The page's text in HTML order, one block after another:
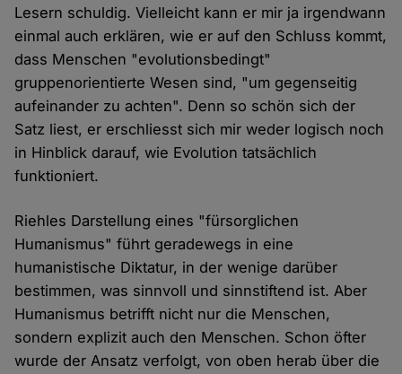
Lesern schuldig. Vielleicht kann er mir ja irgendwann
einmal auch erklären, wie er auf den Schluss kommt,
dass Menschen "evolutionsbedingt"
gruppenorientierte Wesen sind, "um gegenseitig
aufeinander zu achten". Denn so schön sich der
Satz liest, er erschliesst sich mir weder logisch noch
in Hinblick darauf, wie Evolution tatsächlich
funktioniert.
Riehles Darstellung eines "fürsorglichen
Humanismus" führt geradewegs in eine
humanistische Diktatur, in der wenige darüber
bestimmen, was sinnvoll und sinnstiftend ist. Aber
Humanismus betrifft nicht nur die Menschen,
sondern explizit auch den Menschen. Schon öfter
wurde der Ansatz verfolgt, von oben herab über die